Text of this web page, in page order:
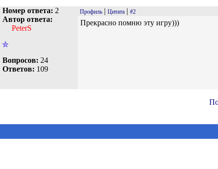
Номер ответа: 2
Автор ответа:
PeterS
Вопросов: 24
Ответов: 109
Профиль | Цитата | #2
Прекрасно помню эту игру)))